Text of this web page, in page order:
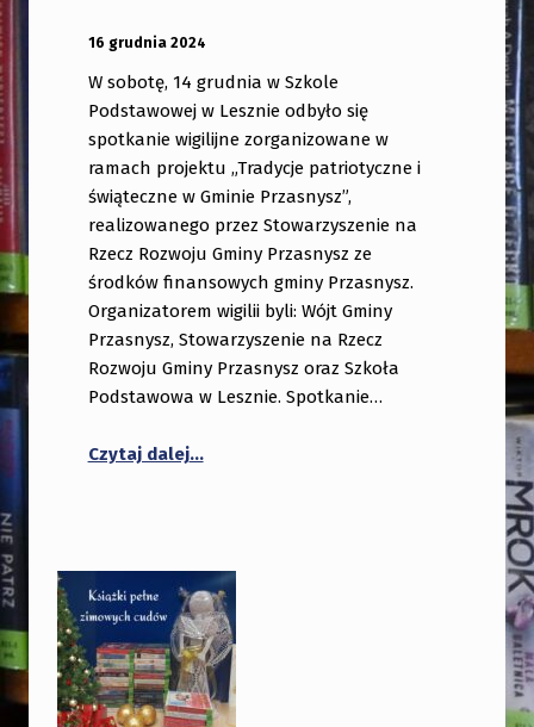
16 grudnia 2024
W sobotę, 14 grudnia w Szkole
Podstawowej w Lesznie odbyło się
spotkanie wigilijne zorganizowane w
ramach projektu „Tradycje patriotyczne i
świąteczne w Gminie Przasnysz”,
realizowanego przez Stowarzyszenie na
Rzecz Rozwoju Gminy Przasnysz ze
środków finansowych gminy Przasnysz.
Organizatorem wigilii byli: Wójt Gminy
Przasnysz, Stowarzyszenie na Rzecz
Rozwoju Gminy Przasnysz oraz Szkoła
Podstawowa w Lesznie. Spotkanie…
Czytaj dalej…